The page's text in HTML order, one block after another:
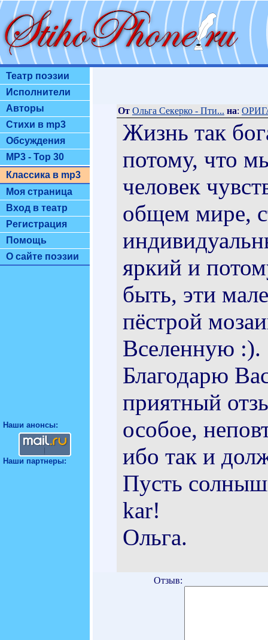
Театр поэзии
Исполнители
Авторы
Стихи в mp3
Обсуждения
MP3 - Top 30
Классика в mp3
Моя страница
Вход в театр
Регистрация
Помощь
О сайте поэзии
Наши анонсы:
Наши партнеры:
От Ольга Секерко - Пти... на:
Жизнь так
потому, что
человек
общем мире,
яркий и
быть, эти
пёстрой
Вселенную :).
Благодарю
приятный
особое,
ибо так и
Пусть
kar!
Ольга.
Отзыв: